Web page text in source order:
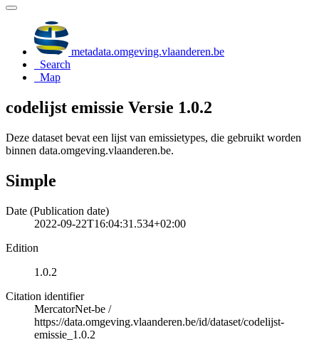
metadata.omgeving.vlaanderen.be
Search
Map
codelijst emissie Versie 1.0.2
Deze dataset bevat een lijst van emissietypes, die gebruikt worden
binnen data.omgeving.vlaanderen.be.
Simple
Date (Publication date)
2022-09-22T16:04:31.534+02:00
Edition
1.0.2
Citation identifier
MercatorNet-be /
https://data.omgeving.vlaanderen.be/id/dataset/codelijst-
emissie_1.0.2